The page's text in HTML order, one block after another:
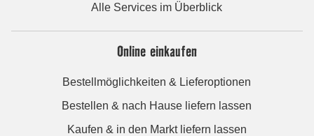
Alle Services im Überblick
Online einkaufen
Bestellmöglichkeiten & Lieferoptionen
Bestellen & nach Hause liefern lassen
Kaufen & in den Markt liefern lassen